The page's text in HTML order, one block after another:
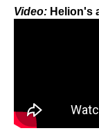
Video: Helion's